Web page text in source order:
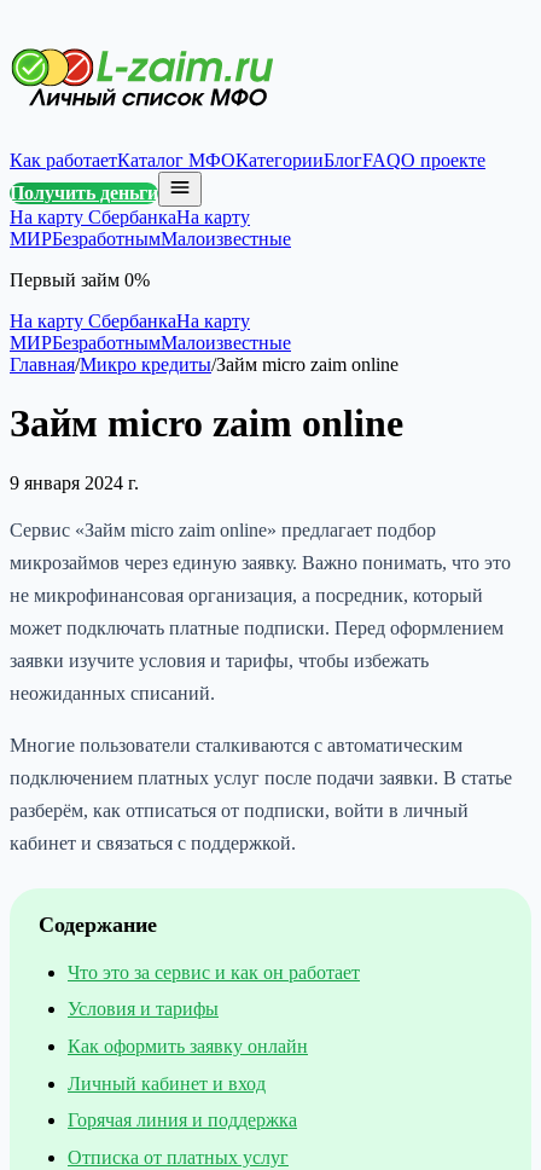
Как работаетКаталог МФОКатегорииБлогFAQО проекте
Получить деньги
На карту СбербанкаНа карту
МИРБезработнымМалоизвестные
Первый займ 0%
На карту СбербанкаНа карту
МИРБезработнымМалоизвестные
Главная/Микро кредиты/Займ micro zaim online
Займ micro zaim online
9 января 2024 г.
Сервис «Займ micro zaim online» предлагает подбор
микрозаймов через единую заявку. Важно понимать, что это
не микрофинансовая организация, а посредник, который
может подключать платные подписки. Перед оформлением
заявки изучите условия и тарифы, чтобы избежать
неожиданных списаний.
Многие пользователи сталкиваются с автоматическим
подключением платных услуг после подачи заявки. В статье
разберём, как отписаться от подписки, войти в личный
кабинет и связаться с поддержкой.
Содержание
Что это за сервис и как он работает
Условия и тарифы
Как оформить заявку онлайн
Личный кабинет и вход
Горячая линия и поддержка
Отписка от платных услуг